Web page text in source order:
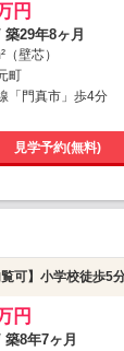
円
築29年8ヶ月
壁芯）
町
「門真市」歩4分
見学予約(無料)
可】小学校徒歩5
円
築8年7ヶ月